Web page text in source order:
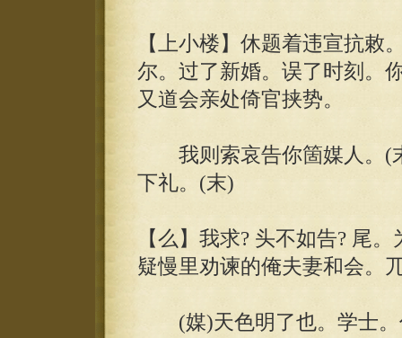
【上小楼】休题着违宣抗敕
尔。过了新婚。误了时刻。
又道会亲处倚官挟势。
我则索哀告你箇媒人。(
下礼。(末)
【么】我求? 头不如告? 尾
疑慢里劝谏的俺夫妻和会。
(媒)天色明了也。学士。